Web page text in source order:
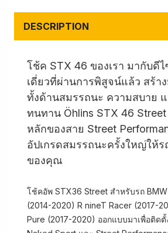
DESCRIPTION
โช้ค STX 46 ของเรา มากับดี
เดี่ยวที่ผ่านการพิสูจน์แล้ว สร้า
ทั้งด้านสมรรถนะ ความสบาย
ทนทาน Öhlins STX 46
หลักของสาย Street
อัปเกรดสมรรถนะครั้งใหญ่ให้
ของคุณ
โช้คอัพ STX36 Street สำหรับรถ
(2014-2020) R nineT Racer (2017-
Pure (2017-2020) ออกแบบมาเพื่อติดตั้